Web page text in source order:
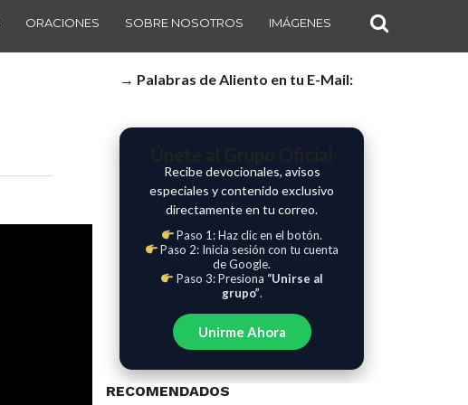
ORACIONES SOBRE NOSOTROS IMÁGENES
→ Palabras de Aliento en tu E-Mail:
Recibe devocionales, avisos
especiales y contenido exclusivo
directamente en tu correo.
Paso 1: Haz clic en el botón.
Paso 2: Inicia sesión con tu cuenta
de Google.
Paso 3: Presiona “Unirse al
grupo”.
Unirme Ahora
RECOMENDADOS